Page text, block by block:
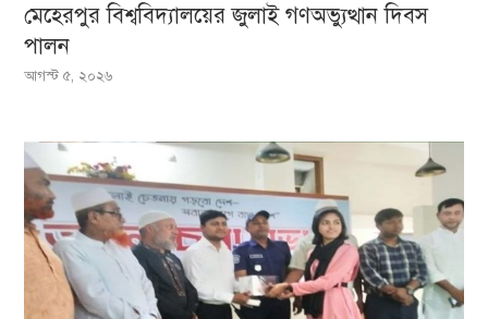
মেহেরপুর বিশ্ববিদ্যালয়ের জুলাই গণঅভ্যুত্থান দিবস
পালন
আগস্ট ৫, ২০২৬